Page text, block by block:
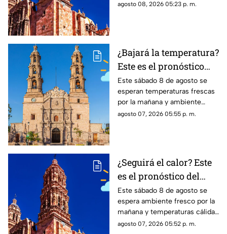
Zacatecas hoy tendrá hasta 25
agosto 08, 2026 05:23 p. m.
¿Bajará la temperatura?
Este es el pronóstico
del clima en
Aguascalientes HOY
sábado 8 de agosto
Este sábado 8 de agosto se
esperan temperaturas frescas
por la mañana y ambiente
cálido por la tarde; el clima en
agosto 07, 2026 05:55 p. m.
¿Seguirá el calor? Este
es el pronóstico del
clima en Zacatecas
HOY sábado 8 de agosto
Este sábado 8 de agosto se
espera ambiente fresco por la
mañana y temperaturas cálidas
por la tarde; el clima en
agosto 07, 2026 05:52 p. m.